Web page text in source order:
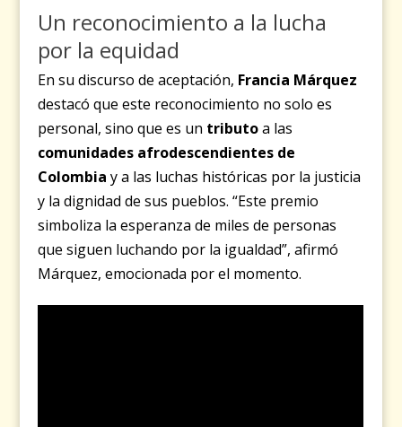
Un reconocimiento a la lucha
por la equidad
En su discurso de aceptación, Francia Márquez
destacó que este reconocimiento no solo es
personal, sino que es un tributoa las
comunidades afrodescendientes de
Colombia y a las luchas históricas por la justicia
y la dignidad de sus pueblos. “Este premio
simboliza la esperanza de miles de personas
que siguen luchando por la igualdad”, afirmó
Márquez, emocionada por el momento.